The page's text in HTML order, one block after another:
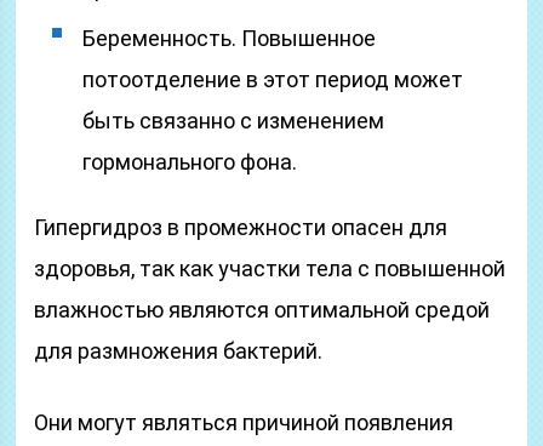
Беременность. Повышенное
потоотделение в этот период может
быть связанно с изменением
гормонального фона.
Гипергидроз в промежности опасен для
здоровья, так как участки тела с повышенной
влажностью являются оптимальной средой
для размножения бактерий.
Они могут являться причиной появления